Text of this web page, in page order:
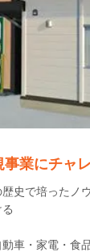
事業にチャ
史で培ったノ
車・家電・食